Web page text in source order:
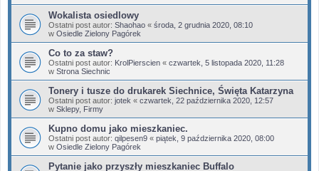
Wokalista osiedlowy
Ostatni post autor: Shaohao « środa, 2 grudnia 2020, 08:10
w Osiedle Zielony Pagórek
Co to za staw?
Ostatni post autor: KrolPierscien « czwartek, 5 listopada 2020, 11:28
w Strona Siechnic
Tonery i tusze do drukarek Siechnice, Święta Katarzyna
Ostatni post autor: jotek « czwartek, 22 października 2020, 12:57
w Sklepy, Firmy
Kupno domu jako mieszkaniec.
Ostatni post autor: qilpesen9 « piątek, 9 października 2020, 08:00
w Osiedle Zielony Pagórek
Pytanie jako przyszły mieszkaniec Buffalo